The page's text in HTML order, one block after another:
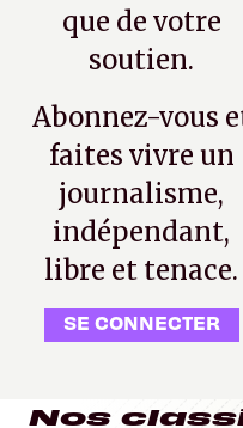
que de votre
soutien.
Abonnez-vous
faites vivre un
journalisme,
indépendant,
libre et tenace.
SE CONNECTER
Nos